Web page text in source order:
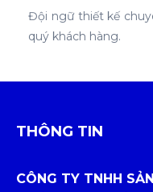
Đội ngữ thiết kế
quý khách hàng.
THÔNG TIN
CÔNG TY TNHH